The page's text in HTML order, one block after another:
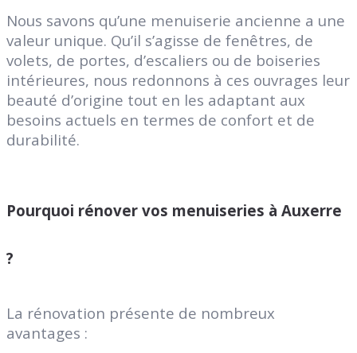
Nous savons qu’une menuiserie ancienne a une
valeur unique. Qu’il s’agisse de fenêtres, de
volets, de portes, d’escaliers ou de boiseries
intérieures, nous redonnons à ces ouvrages leur
beauté d’origine tout en les adaptant aux
besoins actuels en termes de confort et de
durabilité.
Pourquoi rénover vos menuiseries à Auxerre
?
La rénovation présente de nombreux
avantages :